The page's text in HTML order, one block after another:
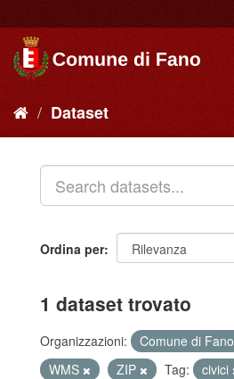
Dataset
Ordina per
1 dataset trovato
Organizzazioni: Comune di Fano
WMS
ZIP Tag:
civici